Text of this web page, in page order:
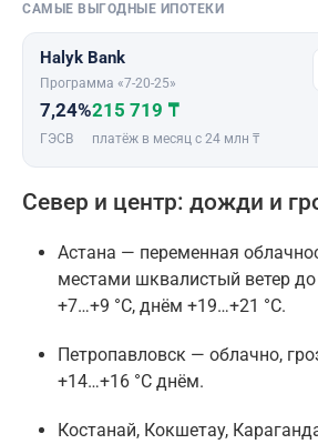
САМЫЕ ВЫГОДНЫЕ ИПОТЕКИ
Halyk Bank
Программа «7-20-25»
7,24%
ГЭСВ
215 719 ₸
платёж в месяц с 24 млн ₸
Север и центр: дожди и
Астана — переменная
местами шквалистый ветер
+7…+9 °C, днём +19…+21 °C.
Петропавловск — облачно,
+14…+16 °C днём.
Костанай, Кокшетау,